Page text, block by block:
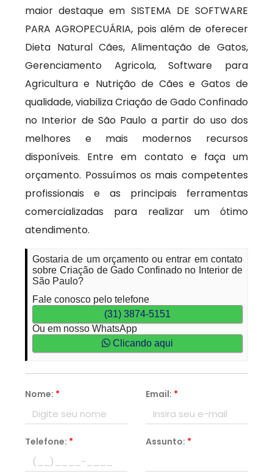
maior destaque em SISTEMA DE SOFTWARE
PARA AGROPECUÁRIA, pois além de oferecer
Dieta Natural Cães, Alimentação de Gatos,
Gerenciamento Agricola, Software para
Agricultura e Nutrição de Cães e Gatos de
qualidade, viabiliza Criação de Gado Confinado
no Interior de São Paulo a partir do uso dos
melhores e mais modernos recursos
disponíveis. Entre em contato e faça um
orçamento. Possuímos os mais competentes
profissionais e as principais ferramentas
comercializadas para realizar um ótimo
atendimento.
Gostaria de um orçamento ou entrar em contato
sobre Criação de Gado Confinado no Interior de
São Paulo?
Fale conosco pelo telefone
(31) 3874-5151
Ou em nosso WhatsApp
Clicando aqui
Nome: * Email: *
Telefone: * Assunto: *